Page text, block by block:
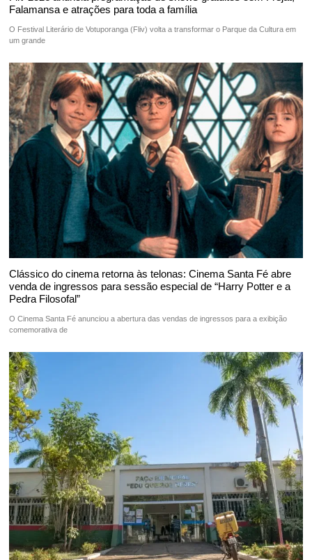
Falamansa e atrações para toda a família
O Festival Literário de Votuporanga (Fliv) volta a transformar o Parque da Cultura em
um grande
Clássico do cinema retorna às telonas: Cinema Santa Fé abre
venda de ingressos para sessão especial de “Harry Potter e a
Pedra Filosofal”
O Cinema Santa Fé anunciou a abertura das vendas de ingressos para a exibição
comemorativa de